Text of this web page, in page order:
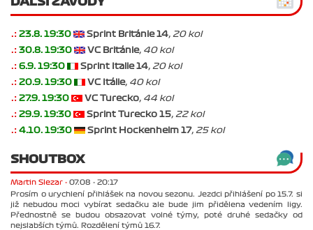
.: 23.8. 19:30 Sprint Británie 14, 20 kol
.: 30.8. 19:30 VC Británie, 40 kol
.: 6.9. 19:30 Sprint Italie 14, 20 kol
.: 20.9. 19:30 VC Itálie, 40 kol
.: 27.9. 19:30 VC Turecko, 44 kol
.: 29.9. 19:30 Sprint Turecko 15, 22 kol
.: 4.10. 19:30 Sprint Hockenheim 17, 25 kol
SHOUTBOX
Martin Slezar - 07.08 - 20:17
Prosím o urychlení přihlášek na novou sezonu. Jezdci přihlášení po 15.7. si
již nebudou moci vybírat sedačku ale bude jim přidělena vedením ligy.
Přednostně se budou obsazovat volné týmy, poté druhé sedačky od
nejslabších týmů. Rozdělení týmů 16.7.